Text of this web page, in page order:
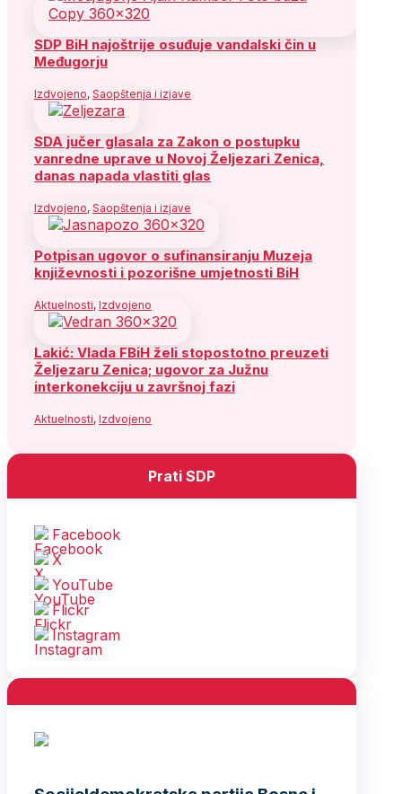
SDP BiH najoštrije osuđuje vandalski čin u
Međugorju
Izdvojeno, Saopštenja i izjave
SDA jučer glasala za Zakon o postupku
vanredne uprave u Novoj Željezari Zenica,
danas napada vlastiti glas
Izdvojeno, Saopštenja i izjave
Potpisan ugovor o sufinansiranju Muzeja
književnosti i pozorišne umjetnosti BiH
Aktuelnosti, Izdvojeno
Lakić: Vlada FBiH želi stopostotno preuzeti
Željezaru Zenica; ugovor za Južnu
interkonekciju u završnoj fazi
Aktuelnosti, Izdvojeno
Prati SDP
Facebook
X
YouTube
Flickr
Instagram